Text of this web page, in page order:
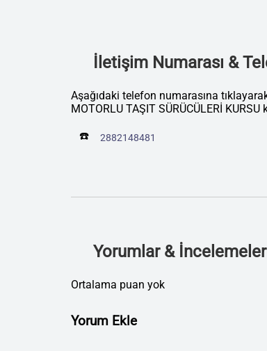
İletişim Numarası &
Aşağıdaki telefon numarasına
MOTORLU TAŞIT SÜRÜCÜLERİ
☎️ 2882148481
Yorumlar & İncelemeler
Ortalama puan yok
Yorum Ekle